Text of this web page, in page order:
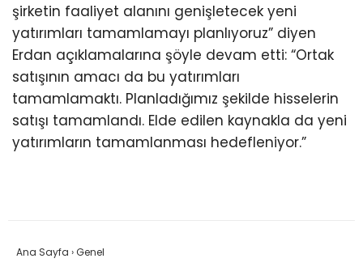
şirketin faaliyet alanını genişletecek yeni
yatırımları tamamlamayı planlıyoruz” diyen
Erdan açıklamalarına şöyle devam etti: “Ortak
satışının amacı da bu yatırımları
tamamlamaktı. Planladığımız şekilde hisselerin
satışı tamamlandı. Elde edilen kaynakla da yeni
yatırımların tamamlanması hedefleniyor.”
Ana Sayfa ›Genel